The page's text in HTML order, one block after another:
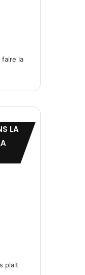
faire la
LA
plait